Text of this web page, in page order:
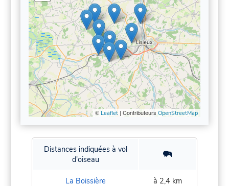
© Leaflet| Contributeurs OpenStreetMap
Distances indiquées à vol
d'oiseau
La Boissière à 2,4 km